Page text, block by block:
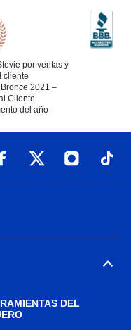
por ventas y
cliente
2021 –
Cliente
del año
DEL